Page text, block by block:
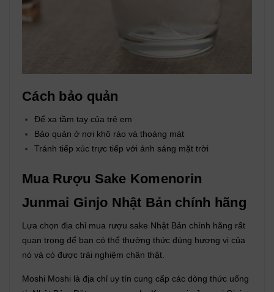
Cách bảo quản
Để xa tầm tay của trẻ em
Bảo quản ở nơi khô ráo và thoáng mát
Tránh tiếp xúc trực tiếp với ánh sáng mặt trời
Mua Rượu Sake Komenorin
Junmai Ginjo Nhật Bản chính hãng
Lựa chọn địa chỉ mua rượu sake Nhật Bản chính hãng rất
quan trọng để bạn có thể thưởng thức đúng hương vị của
nó và có được trải nghiệm chân thật.
Moshi Moshi là địa chỉ uy tín cung cấp các dòng thức uống